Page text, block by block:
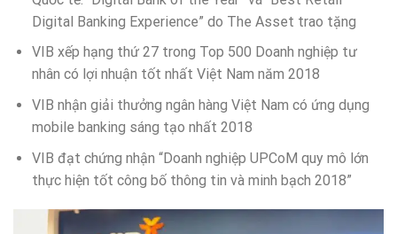
Digital Banking Experience” do The Asset trao tặng
VIB xếp hạng thứ 27 trong Top 500 Doanh nghiệp tư
nhân có lợi nhuận tốt nhất Việt Nam năm 2018
VIB nhận giải thưởng ngân hàng Việt Nam có ứng dụng
mobile banking sáng tạo nhất 2018
VIB đạt chứng nhận “Doanh nghiệp UPCoM quy mô lớn
thực hiện tốt công bố thông tin và minh bạch 2018”